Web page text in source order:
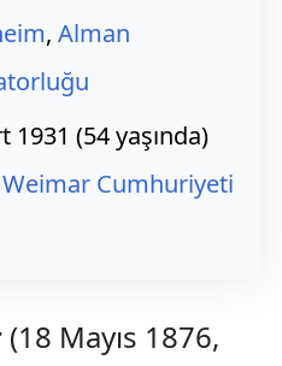
, Alman
1931 (54 yaşında)
Weimar Cumhuriyeti
(18 Mayıs 1876,